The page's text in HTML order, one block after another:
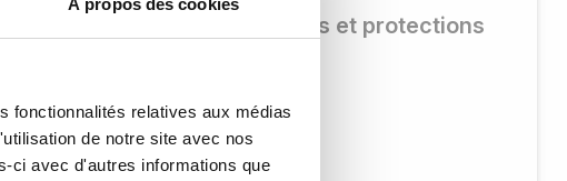
À propos des cookies
fonctionnalités relatives aux médias
de notre site avec nos
ci avec d'autres informations que
Coques et protections